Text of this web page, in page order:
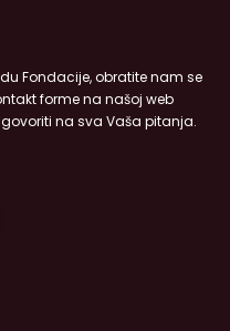
Fondacije, obratite nam se
forme na našoj web
na sva Vaša pitanja.